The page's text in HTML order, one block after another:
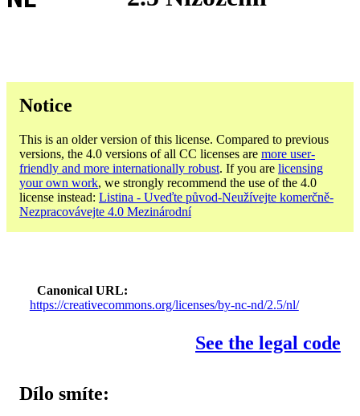
Notice
This is an older version of this license. Compared to previous
versions, the 4.0 versions of all CC licenses are more user-
friendly and more internationally robust. If you are licensing
your own work, we strongly recommend the use of the 4.0
license instead: Listina - Uveďte původ-Neužívejte komerčně-
Nezpracovávejte 4.0 Mezinárodní
Canonical URL
https://creativecommons.org/licenses/by-nc-nd/2.5/nl/
See the legal code
Dílo smíte: